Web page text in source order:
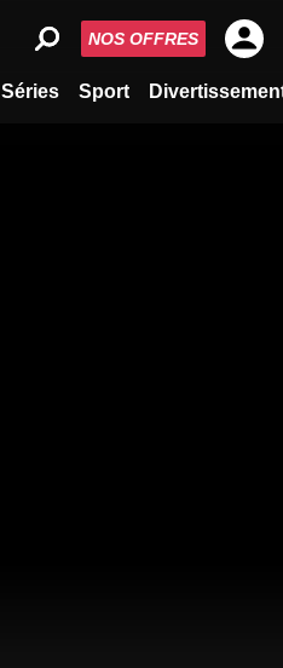
Séries Sport
NOS OFFRES